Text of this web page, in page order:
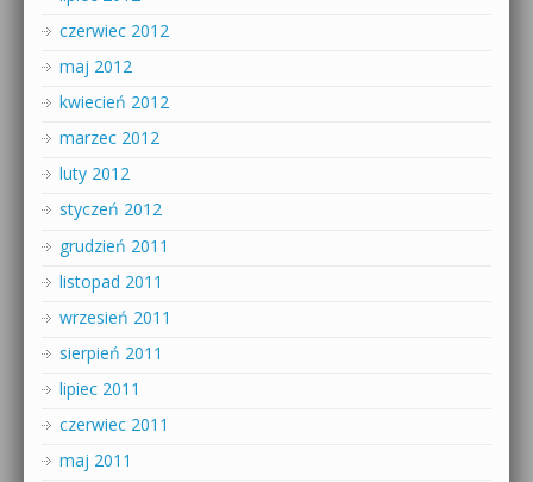
czerwiec 2012
maj 2012
kwiecień 2012
marzec 2012
luty 2012
styczeń 2012
grudzień 2011
listopad 2011
wrzesień 2011
sierpień 2011
lipiec 2011
czerwiec 2011
maj 2011